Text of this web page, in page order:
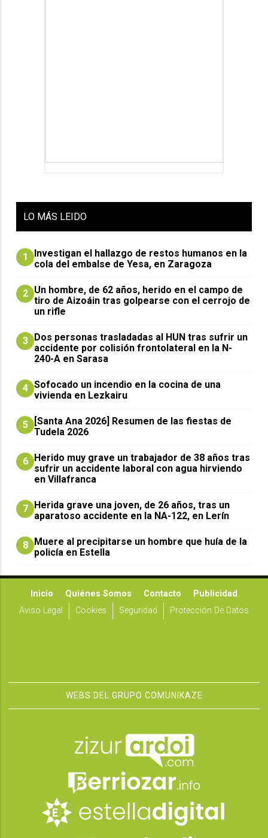
LO MÁS LEIDO
1
Investigan el hallazgo de restos humanos en la
cola del embalse de Yesa, en Zaragoza
2 Un hombre, de 62 años, herido en el campo de
tiro de Aizoáin tras golpearse con el cerrojo de
un rifle
3
​Dos personas trasladadas al HUN tras sufrir un
accidente por colisión frontolateral en la N-
240-A en Sarasa
4 Sofocado un incendio en la cocina de una
vivienda en Lezkairu
5
[Santa Ana 2026] Resumen de las fiestas de
Tudela 2026
6
Herido muy grave un trabajador de 38 años tras
sufrir un accidente laboral con agua hirviendo
en Villafranca
7
Herida grave una joven, de 26 años, tras un
aparatoso accidente en la NA-122, en Lerín
8
Muere al precipitarse un hombre que huía de la
policía en Estella
Inicio Quiénes Somos Contacto
Publicidad
Aviso Legal
Cookies Seguridad Protección De Datos
WEBS DEL GRUPO COMUNIKAZE